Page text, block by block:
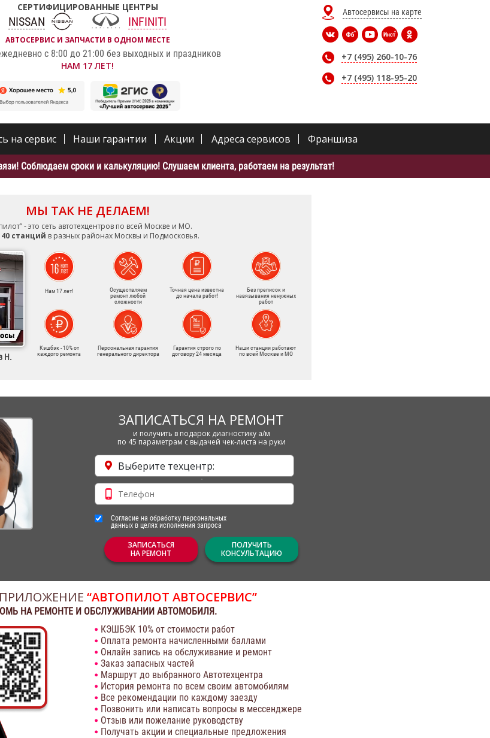
СЕРТИФИЦИРОВАННЫЕ ЦЕНТРЫ
NISSAN INFINITI
АВТОСЕРВИС И ЗАПЧАСТИ В ОДНОМ МЕСТЕ
с 8:00 до 21:00 без выходных и праздников
НАМ 17 ЛЕТ!
Автосервисы на карте
+7 (495) 260-10-76
+7 (495) 118-95-20
на сервис Наши гарантии Акции Адреса сервисов Франшиза
Соблюдаем сроки и калькуляцию! Слушаем клиента, работаем на результат!
МЫ ТАК НЕ ДЕЛАЕМ!
- это сеть автотехцентров по всей Москве и МО.
станций в разных районах Москвы и Подмосковья.
Н.
Нам 17 лет!
Осуществляем
ремонт любой
сложности
Точная цена известна
до начала работ!
Без преписок и
навязывания ненужных
работ
Кэшбэк - 10% от
каждого ремонта
Персональная гарантия
генерального директора
Гарантия строго по
договору 24 месяца
Наши станции работают
по всей Москве и МО
ЗАПИСАТЬСЯ НА РЕМОНТ
и получить в подарок диагностику а/м
по 45 параметрам с выдачей чек-листа на руки
Выберите техцентр:
Согласие на обработку персональных
данных в целях исполнения запроса
ЗАПИСАТЬСЯ
НА РЕМОНТ
ПОЛУЧИТЬ
КОНСУЛЬТАЦИЮ
“АВТОПИЛОТ АВТОСЕРВИС”
НА РЕМОНТЕ И ОБСЛУЖИВАНИИ АВТОМОБИЛЯ.
КЭШБЭК 10% от стоимости работ
Оплата ремонта начисленными баллами
Онлайн запись на обслуживание и ремонт
Заказ запасных частей
Маршрут до выбранного Автотехцентра
История ремонта по всем своим автомобилям
Все рекомендации по каждому заезду
Позвонить или написать вопросы в мессенджере
Отзыв или пожелание руководству
Получать акции и специальные предложения